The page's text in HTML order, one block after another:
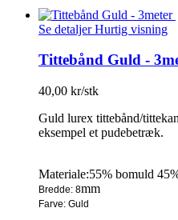
Se detaljerHurtig visning
Tittebånd Guld -
40,00 kr/stk
Guld lurex tittebånd/
eksempel et pudebetræk.
Materiale:55% bomuld
Bredde: 8mm
Farve: Guld